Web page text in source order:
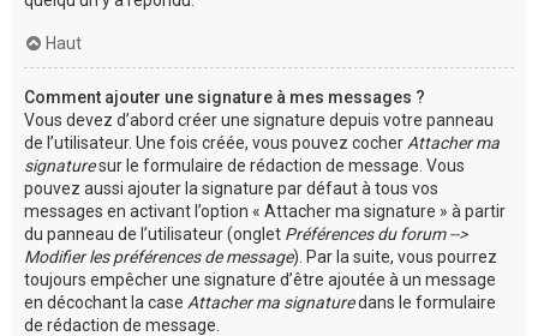
Haut
Comment ajouter une signature à mes messages ?
Vous devez d’abord créer une signature depuis votre panneau
de l’utilisateur. Une fois créée, vous pouvez cocher Attacher ma
signaturesur le formulaire de rédaction de message. Vous
pouvez aussi ajouter la signature par défaut à tous vos
messages en activant l’option « Attacher ma signature » à partir
du panneau de l’utilisateur (onglet Préférences du forum -->
Modifier les préférences de message). Par la suite, vous pourrez
toujours empêcher une signature d’être ajoutée à un message
en décochant la case Attacher ma signaturedans le formulaire
de rédaction de message.